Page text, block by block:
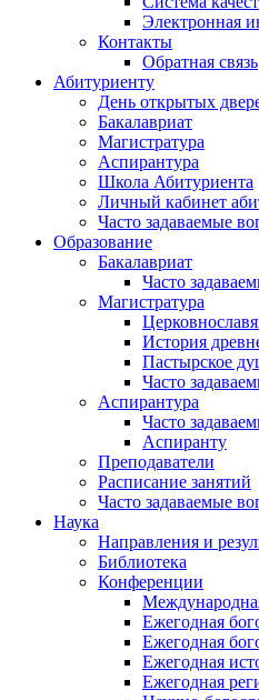
Электронная
Контакты
Обратная связь
Абитуриенту
День открытых
Бакалавриат
Магистратура
Аспирантура
Школа Абитуриента
Личный кабинет
Часто задаваемые
Образование
Бакалавриат
Часто
Магистратура
История
Пастырское
Часто
Аспирантура
Часто
Аспиранту
Преподаватели
Расписание занятий
Часто задаваемые
Наука
Направления и
Библиотека
Конференции
Ежегодная
Ежегодная
Ежегодная
Ежегодная